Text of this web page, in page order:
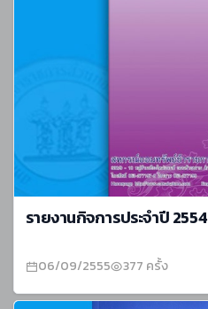
รายงานกิจการประจำปี 2554
06/09/2555 377 ครั้ง